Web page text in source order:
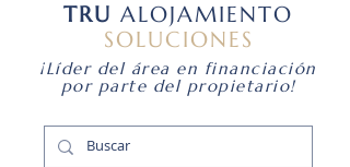
TRU ALOJAMIENTO
SOLUCIONES
¡Líder del área en financiación
por parte del propietario!